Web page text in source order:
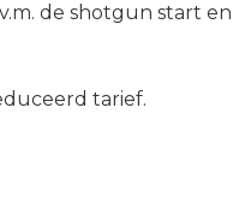
de shotgun start en
tarief.